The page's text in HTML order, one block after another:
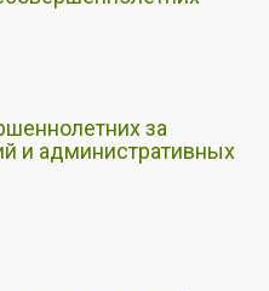
за
и административных